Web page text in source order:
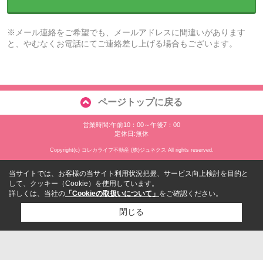
※メール連絡をご希望でも、メールアドレスに間違いがあります
と、やむなくお電話にてご連絡差し上げる場合もございます。
ページトップに戻る
営業時間:午前10：00～午後7：00
定休日:無休
Copyright(c) コレカライフ不動産 (株)ジュネクス All rights reserved.
当サイトでは、お客様の当サイト利用状況把握、サービス向上検討を目的と
して、クッキー（Cookie）を使用しています。
詳しくは、当社の 「Cookieの取扱いについて」 をご確認ください。
閉じる